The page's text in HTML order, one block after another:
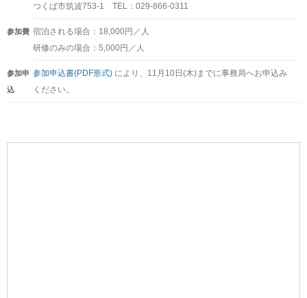
つくば市筑波753-1 TEL：029-866-0311
参加費 宿泊される場合：18,000円／人
研修のみの場合：5,000円／人
参加申
込
参加申込書(PDF形式) により、11月10日(木)までに事務局へお申込み
ください。